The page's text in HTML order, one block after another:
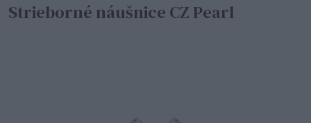
Strieborné náušnice CZ Pearl